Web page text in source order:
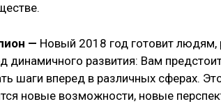
— Новый 2018 год готовит
динамичного развития: Вам
шаги вперед в различных сферах.
новые возможности, новые